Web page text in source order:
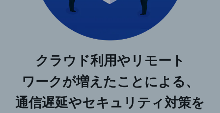
おすすめの機種、料金やサービスをご紹介
製品TOP
ビジネス向けスマートフォン
クラウド利用やリモート
ワークが増えたことによる、
通信遅延やセキュリティ対策を